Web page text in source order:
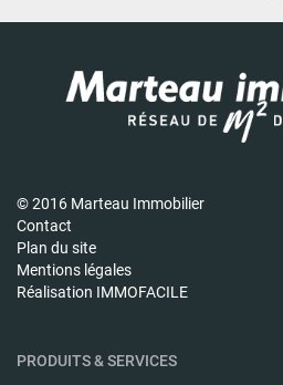
© 2016 Marteau Immobilier
Contact
Plan du site
Mentions légales
Réalisation IMMOFACILE
PRODUITS & SERVICES